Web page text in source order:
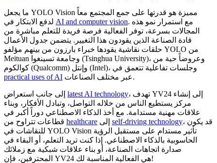
ما يجعل YOLO Vision مميزة هو قدرتها على جمع المجتمع معاً
AI and computer vision. مع استمرار نمو هذه
المجالات بسرعة، توفر الفعالية فرصة فريدة للتعلم مباشرة من
قادة الصناعة الذين يقودون هذا التغيير. يتضمن جدول الأعمال
حلقات نقاشية يقودها خبراء بارزون من بينهم مؤلفو YOLO من
Meituan وجامعة تسينغوا (Tsinghua University)، وعروضاً حية من
كوالكوم (Qualcomm) وإنتل (Intel)، وجلسات تفاعلية تتعمق في
practical uses of AI
عبر مختلف الصناعات.
latest AI technology، تهدف YV24 إلى إنشاء
مركز يستطيع الناس من خلاله التواصل، وتبادل الأفكار، وبناء
علاقات مهنية مستدامة. مع أخذ الذكاء الاصطناعي دوراً أكبر في
healthcare self-driving technology، قد يكون
للنقاشات في YOLO Vision تأثير مستدام على مستقبل الرؤية
الحاسوبية بالذكاء الاصطناعي. إذا كنت تريد التعلم، أو البقاء في
صدارة اتجاهات الصناعة، أو بناء علاقات شبكية مع زملائك
المحترفين، فإن YV24 هي الفعالية المناسبة لك!